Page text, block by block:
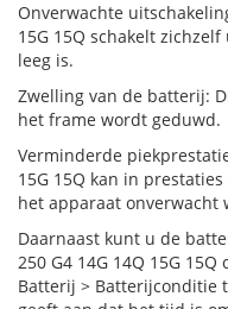
Onverwachte
15G 15Q schakelt
leeg is.
Zwelling van de batterij:
het frame wordt geduwd.
Verminderde
15G 15Q kan in
het apparaat onverwacht
Daarnaast kunt u de
250 G4 14G 14Q 15G
Batterij > Batterijconditie